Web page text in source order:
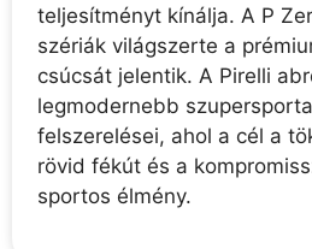
teljesítményt kínálja. A P
szériák világszerte a
csúcsát jelentik. A Pirelli
legmodernebb
felszerelései, ahol a cél a
rövid fékút és a
sportos élmény.